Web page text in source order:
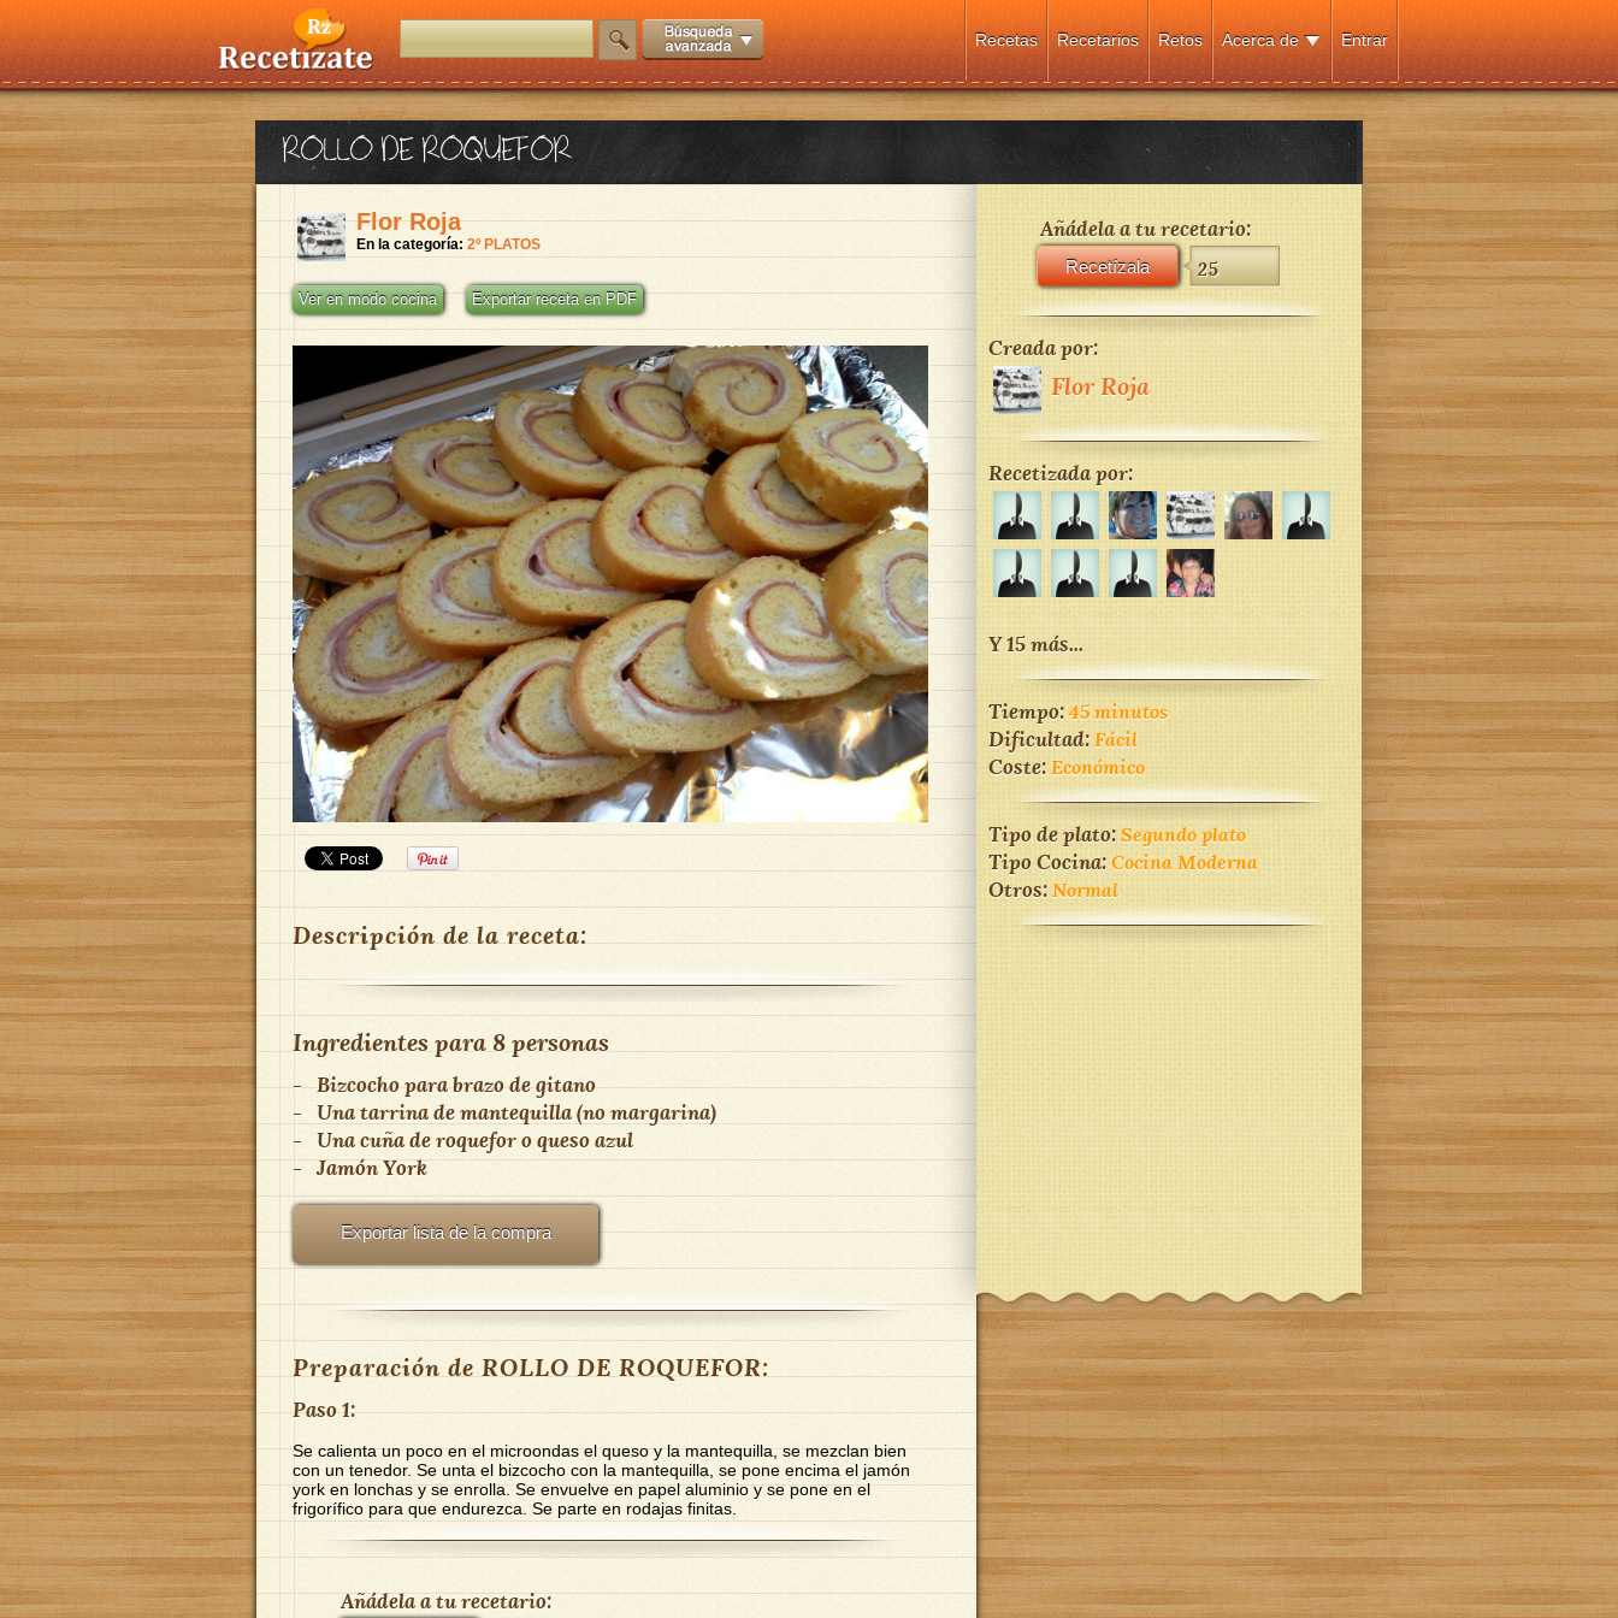
Entrar
Acerca de
Retos
Recetarios
Recetas
ROLLO DE ROQUEFOR
Flor Roja
En la categoría: 2º PLATOS
Ver en modo cocina Exportar receta en PDF
Descripción de la receta:
Ingredientes para 8 personas
- Bizcocho para brazo de gitano
- Una tarrina de mantequilla (no margarina)
- Una cuña de roquefor o queso azul
- Jamón York
Exportar lista de la compra
Preparación de ROLLO DE ROQUEFOR:
Paso 1:
Se calienta un poco en el microondas el queso y la mantequilla, se mezclan bien
con un tenedor. Se unta el bizcocho con la mantequilla, se pone encima el jamón
york en lonchas y se enrolla. Se envuelve en papel aluminio y se pone en el
frigorífico para que endurezca. Se parte en rodajas finitas.
Añádela a tu recetario:
Añádela a tu recetario:
Recetízala 25
Creada por:
Flor Roja
Recetizada por:
Y 15 más...
Tiempo:45 minutos
Dificultad:Fácil
Coste:Económico
Tipo de plato:Segundo plato
Tipo Cocina:Cocina Moderna
Otros:Normal